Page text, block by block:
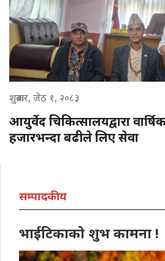
शुक्रबार, जेठ १, २०८३
आयुर्वेद चिकित्सालयद्वारा
हजारभन्दा बढीले लिए सेवा
सम्पादकीय
भाईटिकाको शुभ कामना !